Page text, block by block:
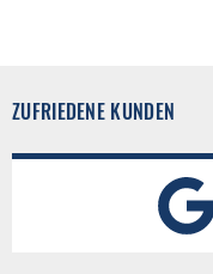
ZUFRIEDENE KUNDEN